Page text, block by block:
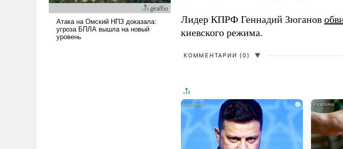
Лидер КПРФ Геннадий Зюганов
киевского режима.
КОММЕНТАРИИ (0) ▼
i